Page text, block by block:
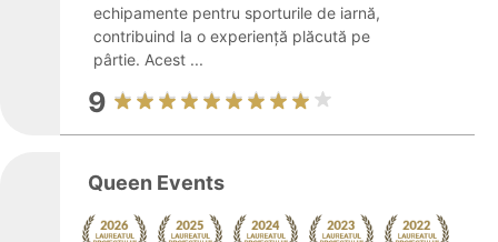
echipamente pentru sporturile de iarnă,
contribuind la o experiență plăcută pe
pârtie. Acest ...
9
Queen Events